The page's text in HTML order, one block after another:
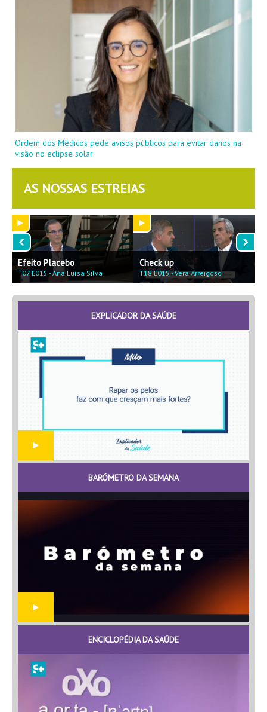
Ordem dos Médicos pede avisos públicos para evitar danos na
visão no eclipse solar
AS NOSSAS ESTREIAS
Efeito Placebo
T07 E015 - Ana Luísa Silva
Check up
T18 E015 - Vera Arreigoso
EXPLICADOR DA SAÚDE
BARÓMETRO DA SEMANA
ENCICLOPÉDIA DA SAÚDE